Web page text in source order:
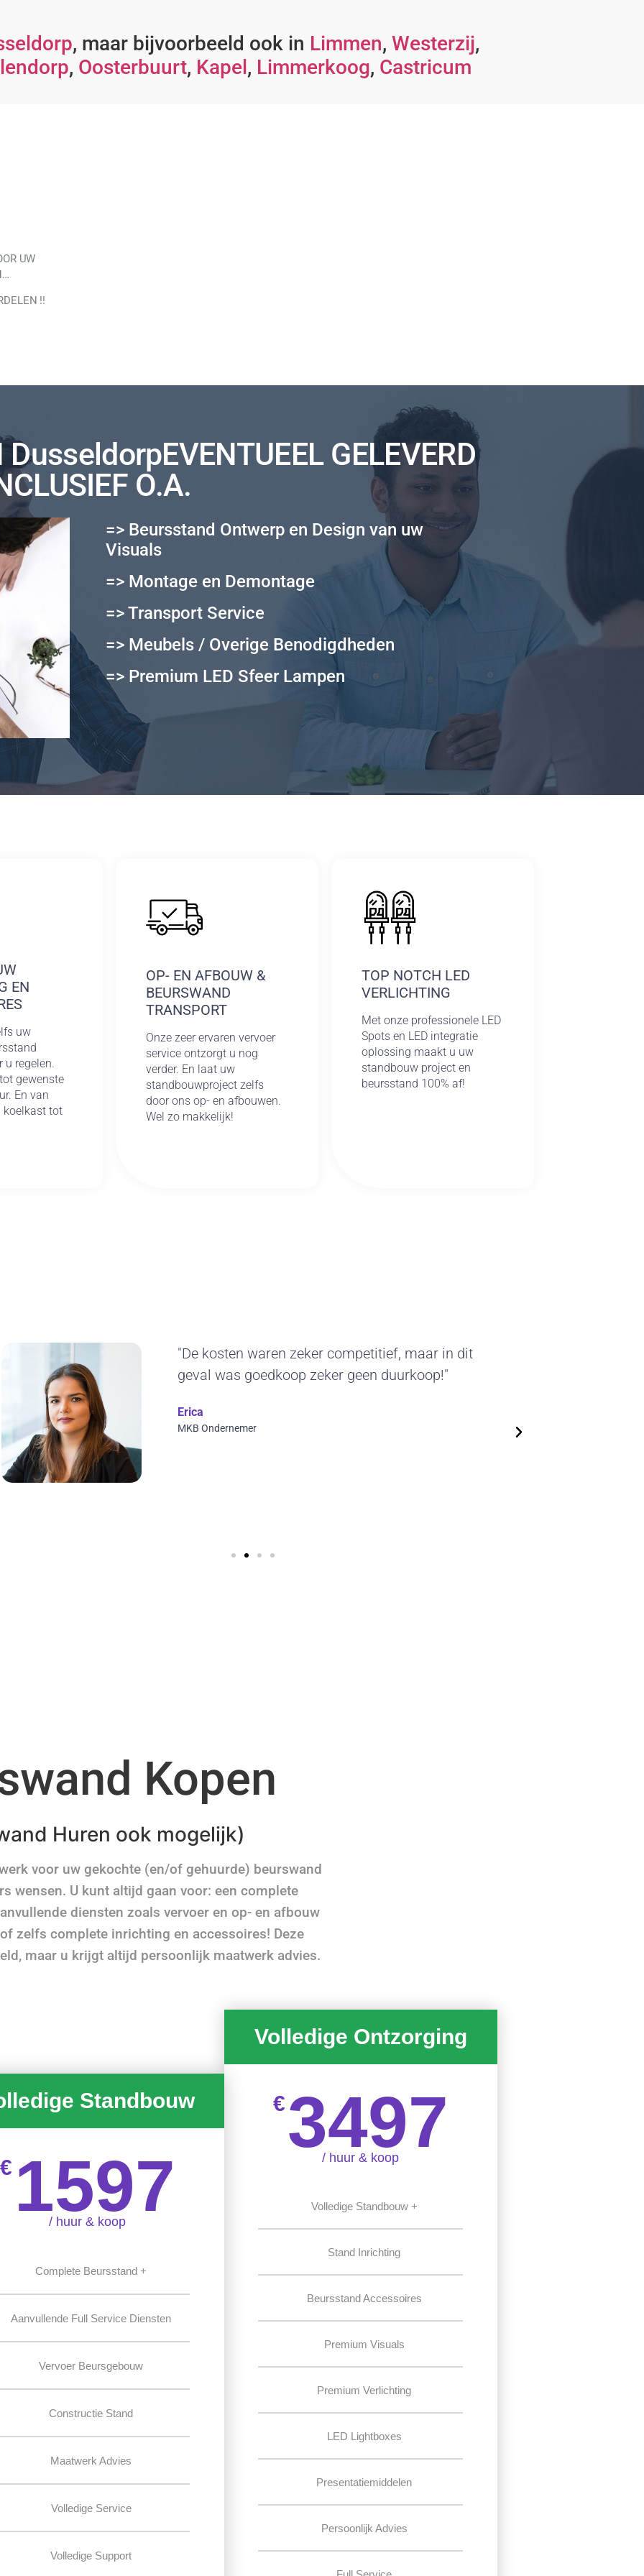
, maar bijvoorbeeld ook in Limmen, Westerzij,
, Oosterbuurt, Kapel, Limmerkoog, Castricum
UW
!!
GELEVERD
O.A.
=> Beursstand Ontwerp en Design van uw
Visuals
=> Montage en Demontage
=> Transport Service
=> Meubels / Overige Benodigdheden
=> Premium LED Sfeer Lampen
EN
uw
u regelen.
gewenste
En van
koelkast tot
OP- EN AFBOUW &
BEURSWAND
TRANSPORT
Onze zeer ervaren vervoer
service ontzorgt u nog
verder. En laat uw
standbouwproject zelfs
door ons op- en afbouwen.
Wel zo makkelijk!
TOP NOTCH LED
VERLICHTING
Met onze professionele LED
Spots en LED integratie
oplossing maakt u uw
standbouw project en
beursstand 100% af!
"Het duurzame karakter van deze standbouw sprak
ons erg aan. De geleverde beursstands kunnen we
Kopen
Huren ook mogelijk)
voor uw gekochte (en/of gehuurde) beurswand
wensen. U kunt altijd gaan voor: een complete
diensten zoals vervoer en op- en afbouw
zelfs complete inrichting en accessoires! Deze
maar u krijgt altijd persoonlijk maatwerk advies.
Standbouw
€ 1597
/ huur & koop
Complete Beursstand +
Aanvullende Full Service Diensten
Vervoer Beursgebouw
Constructie Stand
Maatwerk Advies
Volledige Service
Volledige Support
Volledige Ontzorging
€3497
/ huur & koop
Volledige Standbouw +
Stand Inrichting
Beursstand Accessoires
Premium Visuals
Premium Verlichting
LED Lightboxes
Presentatiemiddelen
Persoonlijk Advies